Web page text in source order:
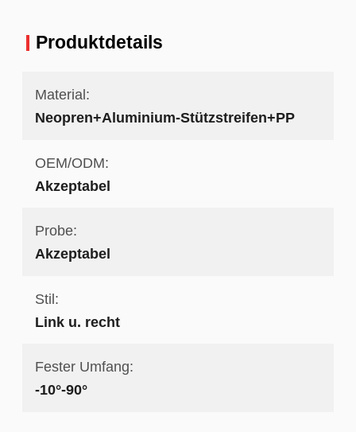
Produktdetails
Material:
Neopren+Aluminium-Stützstreifen+PP
OEM/ODM:
Akzeptabel
Probe:
Akzeptabel
Stil:
Link u. recht
Fester Umfang:
-10°-90°